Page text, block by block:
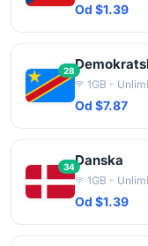
Od $1.39
28
1GB -
Od $7.87
34Danska
1GB -
Od $1.39